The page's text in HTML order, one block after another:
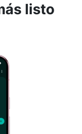
listo